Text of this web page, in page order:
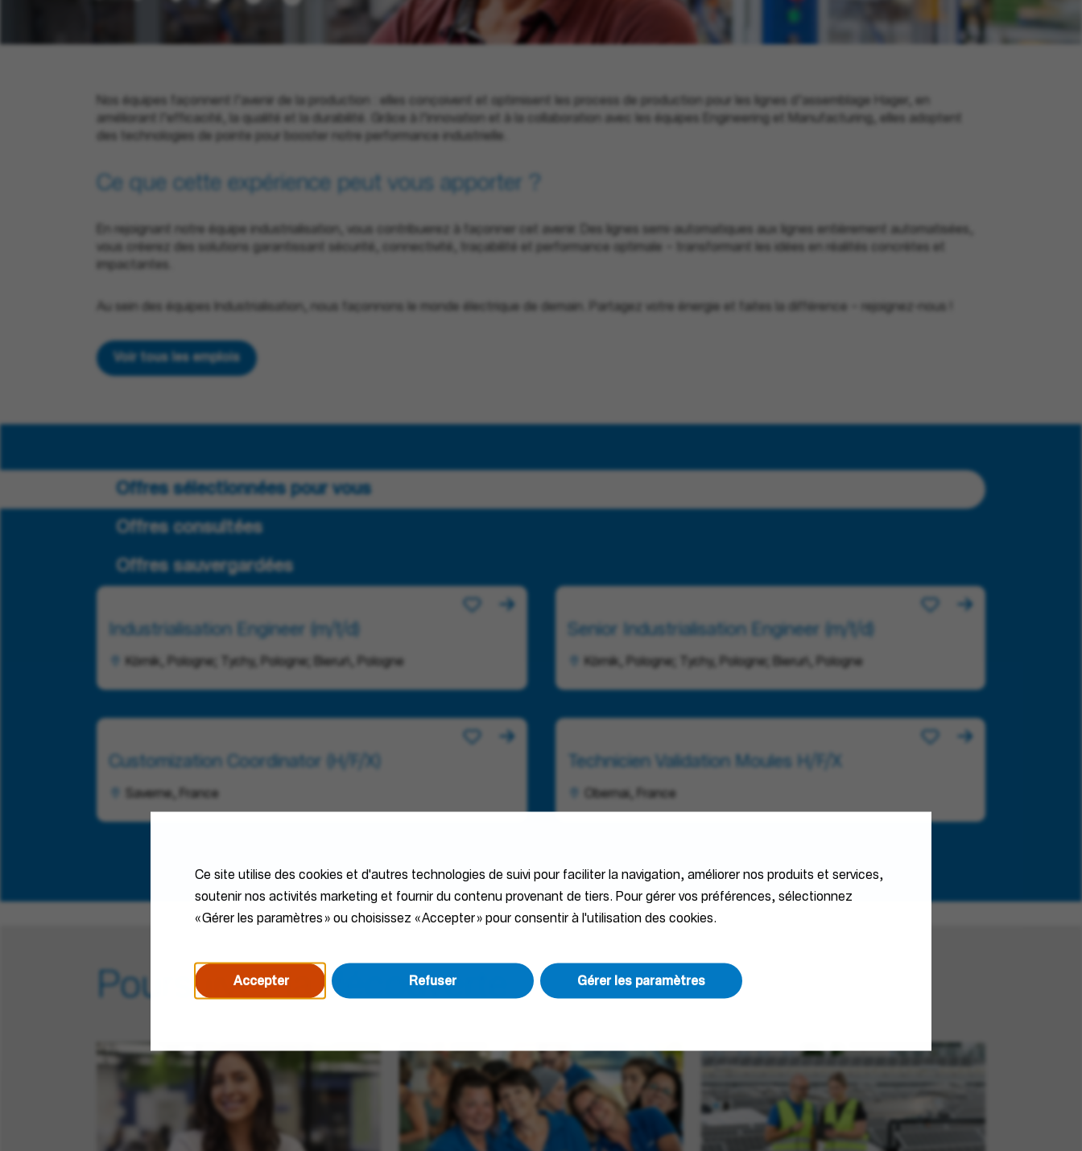
Ce site utilise des cookies et d'autres technologies de suivi pour faciliter la navigation, améliorer nos produits et services,
soutenir nos activités marketing et fournir du contenu provenant de tiers. Pour gérer vos préférences, sélectionnez
« Gérer les paramètres » ou choisissez « Accepter » pour consentir à l'utilisation des cookies.
Accepter Refuser Gérer les paramètres
Nos équipes façonnent l’avenir de la production : elles conçoivent et optimisent les process de production pour les lignes d’assemblage Hager, en
améliorant l’efficacité, la qualité et la durabilité. Grâce à l’innovation et à la collaboration avec les équipes Engineering et Manufacturing, elles adoptent
des technologies de pointe pour booster notre performance industrielle.
Ce que cette expérience peut vous apporter ?
En rejoignant notre équipe industrialisation, vous contribuerez à façonner cet avenir. Des lignes semi-automatiques aux lignes entièrement automatisées,
vous créerez des solutions garantissant sécurité, connectivité, traçabilité et performance optimale – transformant les idées en réalités concrètes et
impactantes.
Au sein des équipes Industrialisation, nous façonnons le monde électrique de demain. Partagez votre énergie et faites la différence – rejoignez-nous !
Voir tous les emplois
Offres sélectionnées pour vous
Offres consultées
Offres sauvergardées
Industrialisation Engineer (m/f/d)
Kórnik, Pologne; Tychy, Pologne; Bieruń, Pologne
Senior Industrialisation Engineer (m/f/d)
Kórnik, Pologne; Tychy, Pologne; Bieruń, Pologne
Customization Coordinator (H/F/X)
Saverne, France
Technicien Validation Moules H/F/X
Obernai, France
Poursuivez la découverte